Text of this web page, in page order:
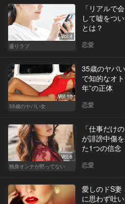
Vol.4
盛りラブ
「リアルで
して嘘をつ
とは？
恋愛
Vol.10
35歳のヤバい女
35歳のヤバ
で知的なオ
年”の正体
恋愛
Vol.6
独身オンナが黙ってない
「仕事だけ
が誹謗中傷
た1つの信念
恋愛
愛しのドS
に思わず吐